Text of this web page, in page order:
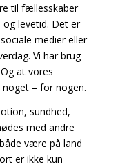
til fællesskaber
levetid. Det er
medier eller
Vi har brug
at vores
– for nogen.
sundhed,
med andre
være på land
er ikke kun